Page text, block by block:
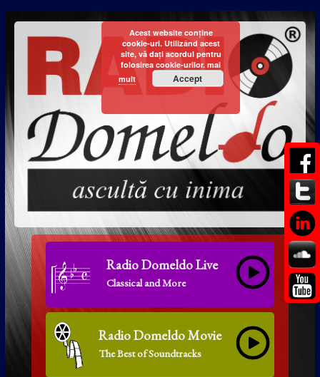
Radio Domeldo Live
Classical and More
Radio Domeldo Movie
The Best of Soundtracks
Acest website conține
cookie-uri. Utilizând acest
site, vă dați acordul pentru
folosirea cookie-urilor. mai
mult
Accept